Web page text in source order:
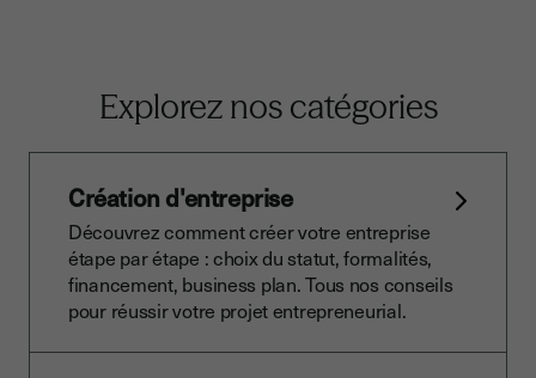
Explorez nos catégories
Création d'entreprise
Découvrez comment créer votre entreprise
étape par étape : choix du statut, formalités,
financement, business plan. Tous nos conseils
pour réussir votre projet entrepreneurial.